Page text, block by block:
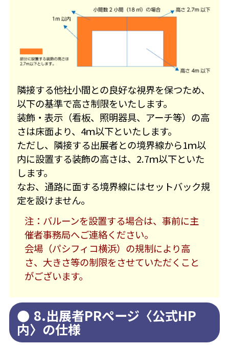
隣接する他社小間との良好な視界を保つため、
以下の基準で高さ制限をいたします。
装飾・表示（看板、照明器具、アーチ等）の高
さは床面より、4ｍ以下といたします。
ただし、隣接する出展者との境界線から1ｍ以
内に設置する装飾の高さは、2.7ｍ以下といた
します。
なお、通路に面する境界線にはセットバック規
定を設けません。
注：バルーンを設置する場合は、事前に主
催者事務局へご連絡ください。
会場（パシフィコ横浜）の規制により高
さ、大きさ等の制限をさせていただくこと
がございます。
8.出展者PRページ〈公式HP
内〉の仕様